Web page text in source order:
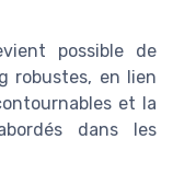
possible de
robustes, en lien
et la
dans les